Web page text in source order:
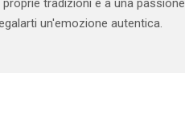
tradizioni e a una passione
un'emozione autentica.